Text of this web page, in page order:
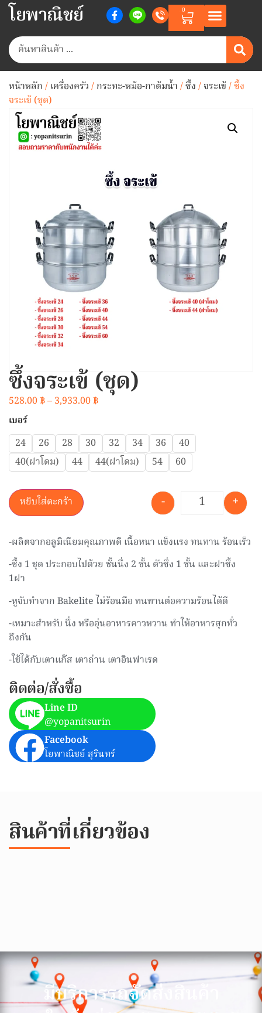
โยพาณิชย์ 0
หน้าหลัก/เครื่องครัว/กระทะ-หม้อ-กาต้มน้ำ/ซึ้ง/จระเข้/ ซึ้ง
จระเข้ (ชุด)
ซึ้งจระเข้ (ชุด)
528.00฿–3,933.00฿
เบอร์
24 26 28 30 32 34 36
40
40(ฝาโดม)
44 44(ฝาโดม) 54 60
- +
หยิบใส่ตะกร้า
-ผลิตจากอลูมิเนียมคุณภาพดี เนื้อหนา แข็งแรง ทนทาน ร้อนเร็ว
-ซึ้ง 1 ชุด ประกอบไปด้วย ชั้นนึ่ง 2 ชั้น ตัวซึ่ง 1 ชั้น และฝาซึ้ง
1ฝา
-หูจับทำจาก Bakelite ไม่ร้อนมือ ทนทานต่อความร้อนได้ดี
-เหมาะสำหรับ นึ่ง หรืออุ่นอาหารคาวหวาน ทำให้อาหารสุกทั่ว
ถึงกัน
-ใช้ได้กับเตาแก๊ส เตาถ่าน เตาอินฟาเรด
ติดต่อ/สั่งซื้อ
Line ID
@yopanitsurin
Facebook
โยพาณิชย์ สุรินทร์
สินค้าที่เกี่ยวข้อง
มีบริการรถจัดส่งสินค้า